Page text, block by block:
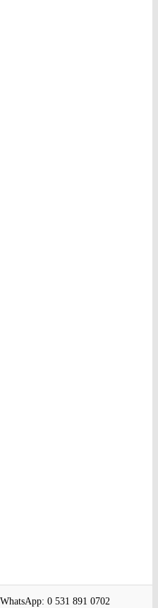
WhatsApp: 0 531 891 0702